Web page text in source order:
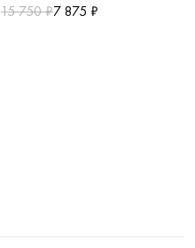
15 750 ₽7 875 ₽